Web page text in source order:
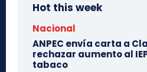
Hot this week
Nacional
ANPEC envía carta a
rechazar aumento al
tabaco